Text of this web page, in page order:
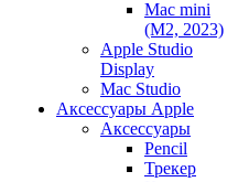
Mac mini
(M2, 2023)
Apple Studio
Display
Mac Studio
Аксессуары Apple
Аксессуары
Pencil
Трекер